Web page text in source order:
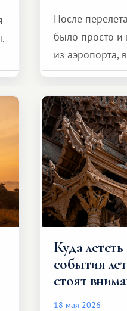
После
было просто и
из аэропорта,
и спокойно
Куда
события
стоят
18 мая 2026